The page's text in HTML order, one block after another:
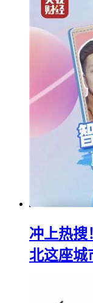
冲上热搜
北这座城